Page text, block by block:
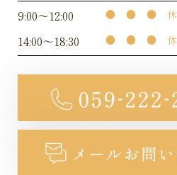
9:00～12:00 ● ● ● 休
14:00～18:30 ● ● ● 休